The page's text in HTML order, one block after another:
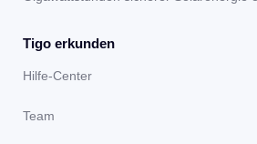
Tigo erkunden
Hilfe-Center
Team